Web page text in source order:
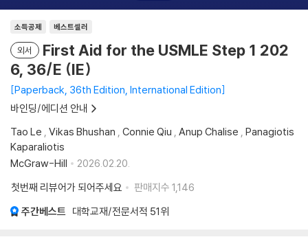
소득공제 베스트셀러
외서
First Aid for the USMLE Step 1 202
6, 36/E (IE)
Paperback, 36th Edition, International Edition
바인딩/에디션 안내
Tao Le , Vikas Bhushan , Connie Qiu , Anup Chalise , Panagiotis
Kaparaliotis
McGraw-Hill
2026.02.20.
첫번째 리뷰어가 되어주세요
판매지수 1,146
주간베스트 대학교재/전문서적 51위